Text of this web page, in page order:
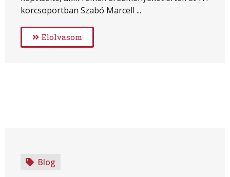
korcsoportban Szabó Marcell ...
Elolvasom
Blog